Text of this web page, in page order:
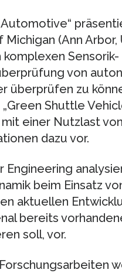
Michigan (Ann
komplexen
von
überprüfen zu
Shuttle
einer Nutzlast
dazu vor.
Engineering
beim Einsatz
aktuellen
bereits
soll, vor.